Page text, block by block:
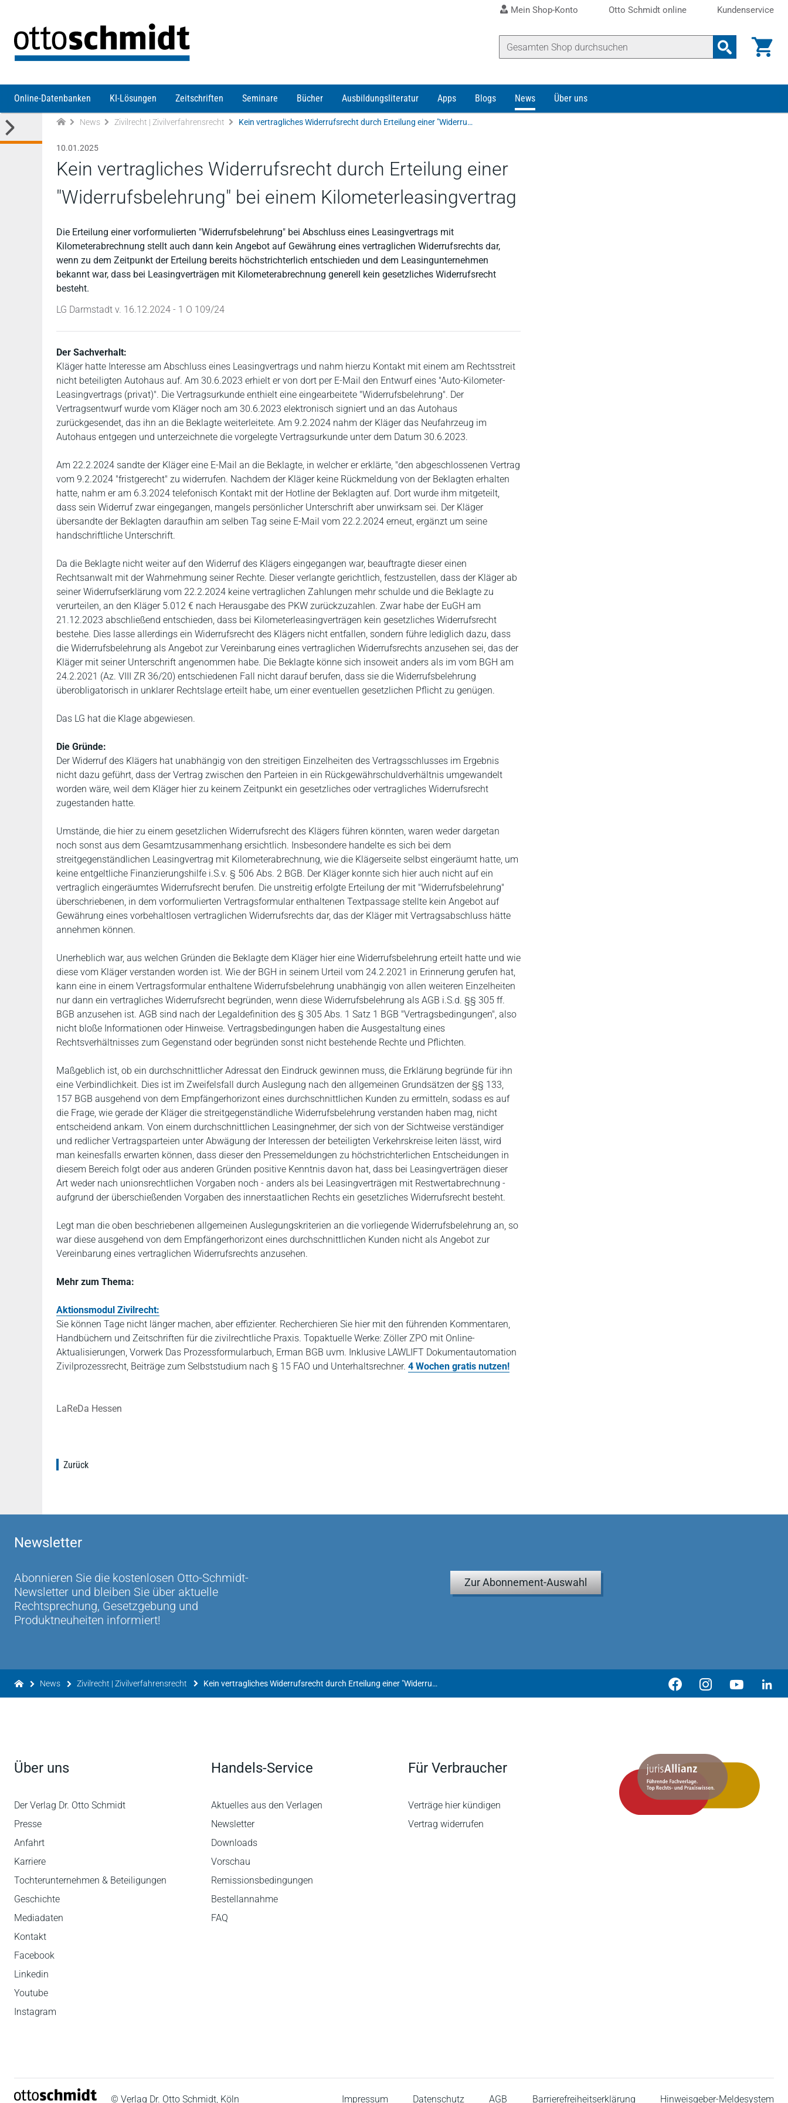
Mein Shop-Konto Otto Schmidt online Kundenservice
Online-Datenbanken KI-Lösungen Zeitschriften Seminare Bücher Ausbildungsliteratur Apps Blogs News Über uns
News Zivilrecht | Zivilverfahrensrecht Kein vertragliches Widerrufsrecht durch Erteilung einer "Widerrufsbelehrung" bei einem Kilometerleasingvertrag
10.01.2025
Kein vertragliches Widerrufsrecht durch Erteilung einer
"Widerrufsbelehrung" bei einem Kilometerleasingvertrag
Die Erteilung einer vorformulierten "Widerrufsbelehrung" bei Abschluss eines Leasingvertrags mit
Kilometerabrechnung stellt auch dann kein Angebot auf Gewährung eines vertraglichen Widerrufsrechts dar,
wenn zu dem Zeitpunkt der Erteilung bereits höchstrichterlich entschieden und dem Leasingunternehmen
bekannt war, dass bei Leasingverträgen mit Kilometerabrechnung generell kein gesetzliches Widerrufsrecht
besteht.
LG Darmstadt v. 16.12.2024 - 1 O 109/24
Der Sachverhalt:
Kläger hatte Interesse am Abschluss eines Leasingvertrags und nahm hierzu Kontakt mit einem am Rechtsstreit
nicht beteiligten Autohaus auf. Am 30.6.2023 erhielt er von dort per E-Mail den Entwurf eines "Auto-Kilometer-
Leasingvertrags (privat)". Die Vertragsurkunde enthielt eine eingearbeitete "Widerrufsbelehrung". Der
Vertragsentwurf wurde vom Kläger noch am 30.6.2023 elektronisch signiert und an das Autohaus
zurückgesendet, das ihn an die Beklagte weiterleitete. Am 9.2.2024 nahm der Kläger das Neufahrzeug im
Autohaus entgegen und unterzeichnete die vorgelegte Vertragsurkunde unter dem Datum 30.6.2023.
Am 22.2.2024 sandte der Kläger eine E-Mail an die Beklagte, in welcher er erklärte, "den abgeschlossenen Vertrag
vom 9.2.2024 "fristgerecht" zu widerrufen. Nachdem der Kläger keine Rückmeldung von der Beklagten erhalten
hatte, nahm er am 6.3.2024 telefonisch Kontakt mit der Hotline der Beklagten auf. Dort wurde ihm mitgeteilt,
dass sein Widerruf zwar eingegangen, mangels persönlicher Unterschrift aber unwirksam sei. Der Kläger
übersandte der Beklagten daraufhin am selben Tag seine E-Mail vom 22.2.2024 erneut, ergänzt um seine
handschriftliche Unterschrift.
Da die Beklagte nicht weiter auf den Widerruf des Klägers eingegangen war, beauftragte dieser einen
Rechtsanwalt mit der Wahrnehmung seiner Rechte. Dieser verlangte gerichtlich, festzustellen, dass der Kläger ab
seiner Widerrufserklärung vom 22.2.2024 keine vertraglichen Zahlungen mehr schulde und die Beklagte zu
verurteilen, an den Kläger 5.012 € nach Herausgabe des PKW zurückzuzahlen. Zwar habe der EuGH am
21.12.2023 abschließend entschieden, dass bei Kilometerleasingverträgen kein gesetzliches Widerrufsrecht
bestehe. Dies lasse allerdings ein Widerrufsrecht des Klägers nicht entfallen, sondern führe lediglich dazu, dass
die Widerrufsbelehrung als Angebot zur Vereinbarung eines vertraglichen Widerrufsrechts anzusehen sei, das der
Kläger mit seiner Unterschrift angenommen habe. Die Beklagte könne sich insoweit anders als im vom BGH am
24.2.2021 (Az. VIII ZR 36/20) entschiedenen Fall nicht darauf berufen, dass sie die Widerrufsbelehrung
überobligatorisch in unklarer Rechtslage erteilt habe, um einer eventuellen gesetzlichen Pflicht zu genügen.
Das LG hat die Klage abgewiesen.
Die Gründe:
Der Widerruf des Klägers hat unabhängig von den streitigen Einzelheiten des Vertragsschlusses im Ergebnis
nicht dazu geführt, dass der Vertrag zwischen den Parteien in ein Rückgewährschuldverhältnis umgewandelt
worden wäre, weil dem Kläger hier zu keinem Zeitpunkt ein gesetzliches oder vertragliches Widerrufsrecht
zugestanden hatte.
Umstände, die hier zu einem gesetzlichen Widerrufsrecht des Klägers führen könnten, waren weder dargetan
noch sonst aus dem Gesamtzusammenhang ersichtlich. Insbesondere handelte es sich bei dem
streitgegenständlichen Leasingvertrag mit Kilometerabrechnung, wie die Klägerseite selbst eingeräumt hatte, um
keine entgeltliche Finanzierungshilfe i.S.v. § 506 Abs. 2 BGB. Der Kläger konnte sich hier auch nicht auf ein
vertraglich eingeräumtes Widerrufsrecht berufen. Die unstreitig erfolgte Erteilung der mit "Widerrufsbelehrung"
überschriebenen, in dem vorformulierten Vertragsformular enthaltenen Textpassage stellte kein Angebot auf
Gewährung eines vorbehaltlosen vertraglichen Widerrufsrechts dar, das der Kläger mit Vertragsabschluss hätte
annehmen können.
Unerheblich war, aus welchen Gründen die Beklagte dem Kläger hier eine Widerrufsbelehrung erteilt hatte und wie
diese vom Kläger verstanden worden ist. Wie der BGH in seinem Urteil vom 24.2.2021 in Erinnerung gerufen hat,
kann eine in einem Vertragsformular enthaltene Widerrufsbelehrung unabhängig von allen weiteren Einzelheiten
nur dann ein vertragliches Widerrufsrecht begründen, wenn diese Widerrufsbelehrung als AGB i.S.d. §§ 305 ff.
BGB anzusehen ist. AGB sind nach der Legaldefinition des § 305 Abs. 1 Satz 1 BGB "Vertragsbedingungen", also
nicht bloße Informationen oder Hinweise. Vertragsbedingungen haben die Ausgestaltung eines
Rechtsverhältnisses zum Gegenstand oder begründen sonst nicht bestehende Rechte und Pflichten.
Maßgeblich ist, ob ein durchschnittlicher Adressat den Eindruck gewinnen muss, die Erklärung begründe für ihn
eine Verbindlichkeit. Dies ist im Zweifelsfall durch Auslegung nach den allgemeinen Grundsätzen der §§ 133,
157 BGB ausgehend von dem Empfängerhorizont eines durchschnittlichen Kunden zu ermitteln, sodass es auf
die Frage, wie gerade der Kläger die streitgegenständliche Widerrufsbelehrung verstanden haben mag, nicht
entscheidend ankam. Von einem durchschnittlichen Leasingnehmer, der sich von der Sichtweise verständiger
und redlicher Vertragsparteien unter Abwägung der Interessen der beteiligten Verkehrskreise leiten lässt, wird
man keinesfalls erwarten können, dass dieser den Pressemeldungen zu höchstrichterlichen Entscheidungen in
diesem Bereich folgt oder aus anderen Gründen positive Kenntnis davon hat, dass bei Leasingverträgen dieser
Art weder nach unionsrechtlichen Vorgaben noch - anders als bei Leasingverträgen mit Restwertabrechnung -
aufgrund der überschießenden Vorgaben des innerstaatlichen Rechts ein gesetzliches Widerrufsrecht besteht.
Legt man die oben beschriebenen allgemeinen Auslegungskriterien an die vorliegende Widerrufsbelehrung an, so
war diese ausgehend von dem Empfängerhorizont eines durchschnittlichen Kunden nicht als Angebot zur
Vereinbarung eines vertraglichen Widerrufsrechts anzusehen.
Mehr zum Thema:
Aktionsmodul Zivilrecht:
Sie können Tage nicht länger machen, aber effizienter. Recherchieren Sie hier mit den führenden Kommentaren,
Handbüchern und Zeitschriften für die zivilrechtliche Praxis. Topaktuelle Werke: Zöller ZPO mit Online-
Aktualisierungen, Vorwerk Das Prozessformularbuch, Erman BGB uvm. Inklusive LAWLIFT Dokumentautomation
Zivilprozessrecht, Beiträge zum Selbststudium nach § 15 FAO und Unterhaltsrechner. 4 Wochen gratis nutzen!
LaReDa Hessen
Zurück
Newsletter
Abonnieren Sie die kostenlosen Otto-Schmidt-
Newsletter und bleiben Sie über aktuelle
Rechtsprechung, Gesetzgebung und
Produktneuheiten informiert!
Zur Abonnement-Auswahl
News Zivilrecht | Zivilverfahrensrecht Kein vertragliches Widerrufsrecht durch Erteilung einer "Widerrufsbelehrung" bei einem Kilometerleasingvertrag
Über uns
Der Verlag Dr. Otto Schmidt
Presse
Anfahrt
Karriere
Tochterunternehmen & Beteiligungen
Geschichte
Mediadaten
Kontakt
Facebook
Linkedin
Youtube
Instagram
Handels-Service
Aktuelles aus den Verlagen
Newsletter
Downloads
Vorschau
Remissionsbedingungen
Bestellannahme
FAQ
Für Verbraucher
Verträge hier kündigen
Vertrag widerrufen
© Verlag Dr. Otto Schmidt, Köln Impressum Datenschutz AGB Barrierefreiheitserklärung Hinweisgeber-Meldesystem